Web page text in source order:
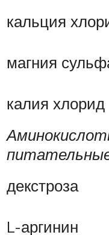
кальция
магния
калия хлорид
декстроза
L-аргинин